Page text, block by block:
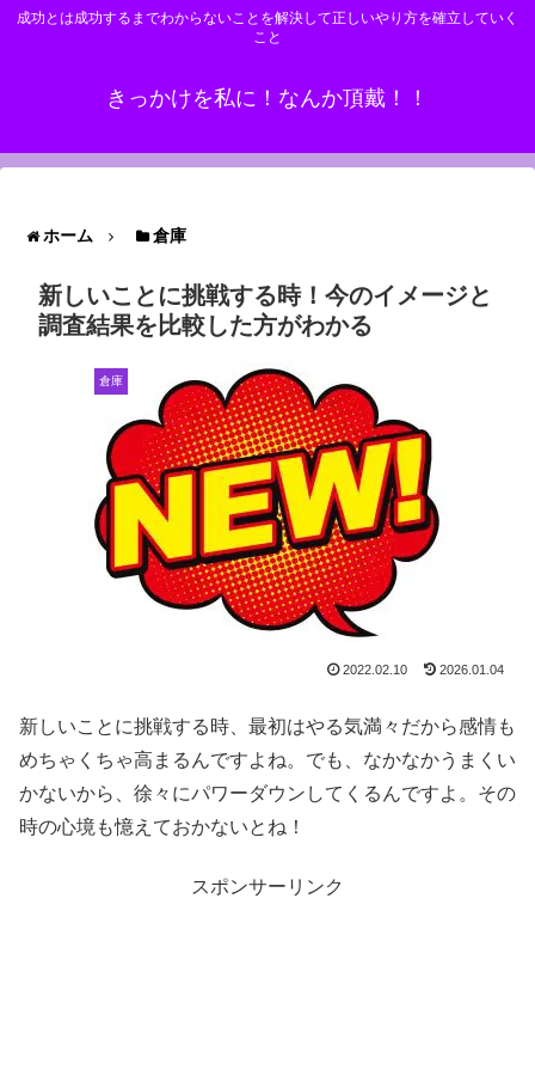
成功とは成功するまでわからないことを解決して正しいやり方を確立していく
こと
きっかけを私に！なんか頂戴！！
ホーム 倉庫
新しいことに挑戦する時！今のイメージと
調査結果を比較した方がわかる
倉庫
2022.02.10 2026.01.04
新しいことに挑戦する時、最初はやる気満々だから感情も
めちゃくちゃ高まるんですよね。でも、なかなかうまくい
かないから、徐々にパワーダウンしてくるんですよ。その
時の心境も憶えておかないとね！
スポンサーリンク